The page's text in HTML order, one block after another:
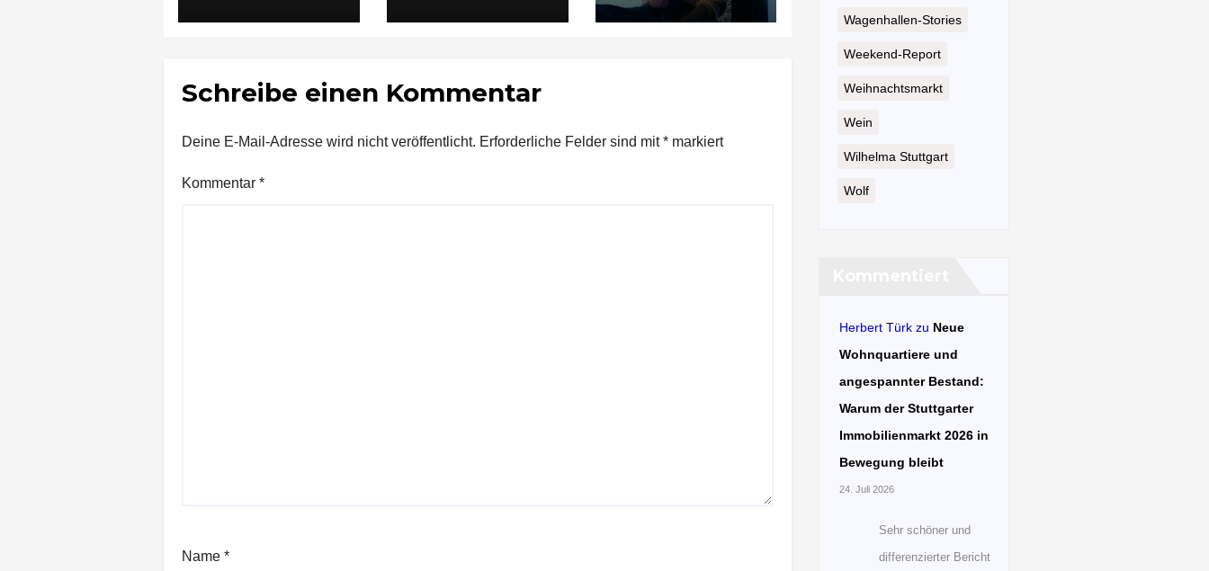
Ludwigsburg in
verletzt
Schreibe einen Kommentar
Deine E-Mail-Adresse wird nicht veröffentlicht. Erforderliche Felder sind mit* markiert
Kommentar *
Name *
Wagenhallen-Stories
Weekend-Report
Weihnachtsmarkt
Wein
Wilhelma Stuttgart
Wolf
Herbert Türkzu Neue
Wohnquartiere und
angespannter Bestand:
Warum der Stuttgarter
Immobilienmarkt 2026 in
Bewegung bleibt
24. Juli 2026
Sehr schöner und
differenzierter Bericht